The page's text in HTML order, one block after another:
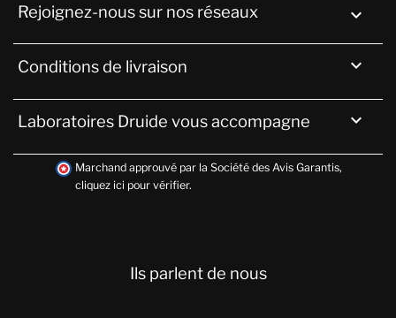
Rejoignez-nous sur nos réseaux 
Conditions de livraison 
Laboratoires Druide vous accompagne 
Marchand approuvé par la Société des Avis Garantis,
cliquez ici pour vérifier.
Ils parlent de nous